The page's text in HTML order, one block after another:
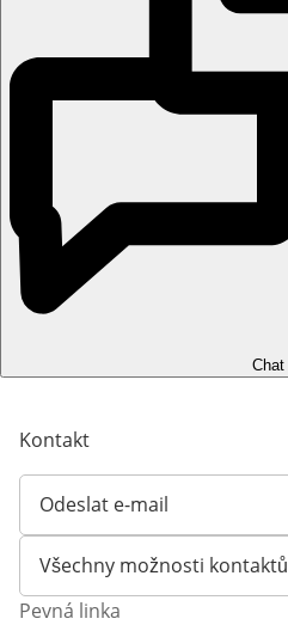
Chat
Kontakt
Odeslat e-mail
Otevírá e-mailového klienta
Všechny možnosti kontaktů
Pevná linka